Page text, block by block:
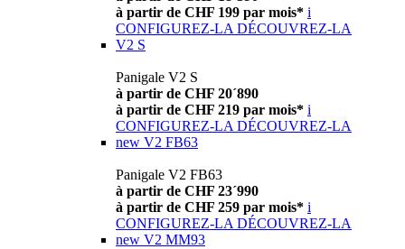
à partir de CHF 199 par mois* i
CONFIGUREZ-LA DÉCOUVREZ-LA
V2 S
Panigale V2 S
à partir de CHF 20´890
à partir de CHF 219 par mois* i
CONFIGUREZ-LA DÉCOUVREZ-LA
new V2 FB63
Panigale V2 FB63
à partir de CHF 23´990
à partir de CHF 259 par mois* i
CONFIGUREZ-LA DÉCOUVREZ-LA
new V2 MM93